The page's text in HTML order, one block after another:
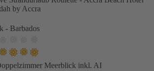
by Accra
- Barbados
Meerblick inkl. AI